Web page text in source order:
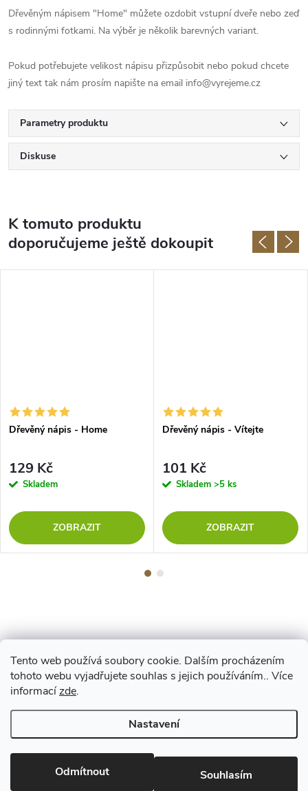
Tento web používá soubory cookie. Dalším procházením
tohoto webu vyjadřujete souhlas s jejich používáním.. Více
informacízde.
Nastavení
Odmítnout Souhlasím
Dřevěným nápisem "Home" můžete ozdobit vstupní dveře nebo zeď
s rodinnými fotkami. Na výběr je několik barevných variant.
Pokud potřebujete velikost nápisu přizpůsobit nebo pokud chcete
jiný text tak nám prosím napište na email info@vyrejeme.cz
Parametry produktu
Diskuse
K tomuto produktu
doporučujeme ještě dokoupit
Dřevěný nápis - Home
129 Kč
Skladem
ZOBRAZIT
Dřevěný nápis - Vítejte
101 Kč
Skladem >5 ks
ZOBRAZIT
Z
á
pCopyright 2026www.vyrejeme.cz. Všechna práva vyhrazena.Upravit
nastavení cookies